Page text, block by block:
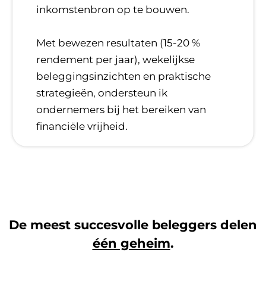
inkomstenbron op te bouwen.
​Met bewezen resultaten (15-20 %
rendement per jaar), wekelijkse
beleggingsinzichten en praktische
strategieën, ondersteun ik
ondernemers bij het bereiken van
financiële vrijheid.
De meest succesvolle beleggers delen
één geheim.